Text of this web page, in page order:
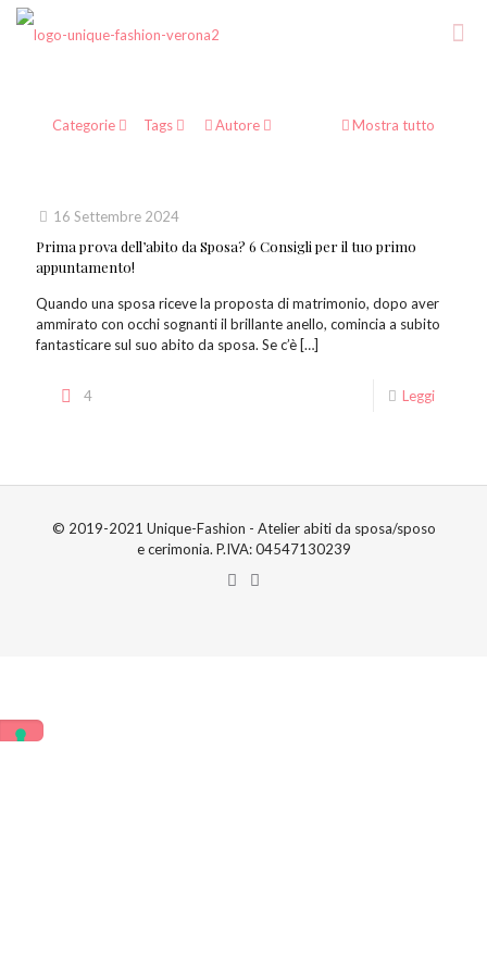
Categorie Tags Autore Mostra tutto
16 Settembre 2024
Prima prova dell’abito da Sposa? 6 Consigli per il tuo primo
appuntamento!
Quando una sposa riceve la proposta di matrimonio, dopo aver
ammirato con occhi sognanti il brillante anello, comincia a subito
fantasticare sul suo abito da sposa. Se c’è […]
4 Leggi
© 2019-2021 Unique-Fashion - Atelier abiti da sposa/sposo
e cerimonia. P.IVA: 04547130239